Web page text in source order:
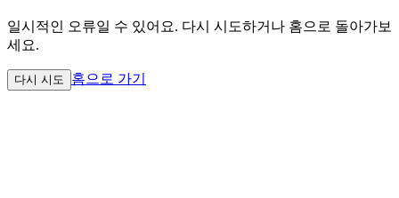
일시적인 오류일 수 있어요. 다시 시도하거나 홈으로 돌아가보
세요.
다시 시도 홈으로 가기